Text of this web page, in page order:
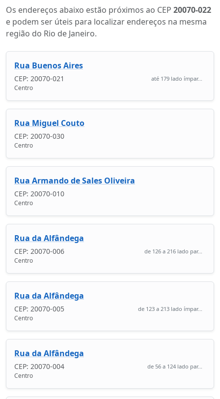
Os endereços abaixo estão próximos ao CEP 20070-022
e podem ser úteis para localizar endereços na mesma
região do Rio de Janeiro.
Rua Buenos Aires
CEP: 20070-021 até 179 lado ímpar...
Centro
Rua Miguel Couto
CEP: 20070-030
Centro
Rua Armando de Sales Oliveira
CEP: 20070-010
Centro
Rua da Alfândega
CEP: 20070-006 de 126 a 216 lado par...
Centro
Rua da Alfândega
CEP: 20070-005 de 123 a 213 lado ímpar...
Centro
Rua da Alfândega
CEP: 20070-004 de 56 a 124 lado par...
Centro